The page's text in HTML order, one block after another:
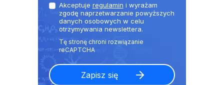
Akceptuje regulamin i wyrażam
zgodę naprzetwarzanie powyższych
danych osobowych w celu
otrzymywania newslettera.